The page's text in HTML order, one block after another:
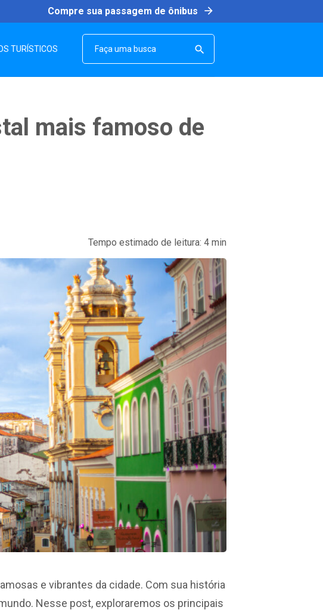
Compre sua passagem de ônibus arrow_forward
TURÍSTICOS 
mais famoso de
Tempo estimado de leitura: 4 min
e vibrantes da cidade. Com sua história
Nesse post, exploraremos os principais